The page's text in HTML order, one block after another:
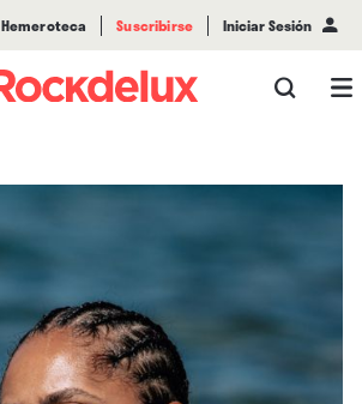
Hemeroteca Suscribirse Iniciar Sesión